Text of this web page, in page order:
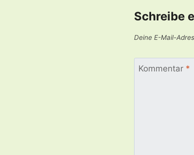
Schreibe
Deine E-Mail-
Kommentar *